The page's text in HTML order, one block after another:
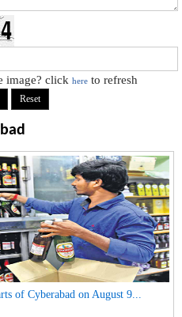
image? clickhere to refresh
of Cyberabad on August 9...